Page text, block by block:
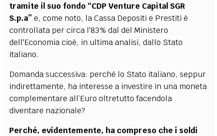
tramite il suo fondo “CDP Venture Capital SGR
S.p.a” e, come noto, la Cassa Depositi e Prestiti è
controllata per circa l'83% dal del Ministero
dell'Economia cioè, in ultima analisi, dallo Stato
italiano.
Domanda successiva: perché lo Stato italiano, seppur
indirettamente, ha interesse a investire in una moneta
complementare all’Euro oltretutto facendola
diventare nazionale?
Perché, evidentemente, ha compreso che i soldi